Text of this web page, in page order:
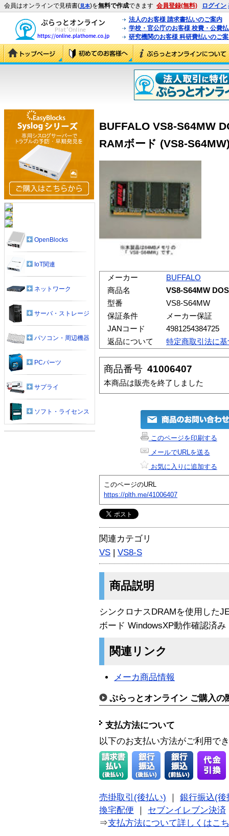
会員はオンラインで見積書(見本)を無料で作成できます 会員登録(無料) ログイン
法人のお客様 請求書払いのご案内
学校・官公庁のお客様 校費・公費
研究機関のお客様 科研費払いのご
BUFFALO VS8-S64MW
RAMボード (VS8-
メーカー
BUFFALO
商品名
VS8-S64MW
型番
VS8-S64MW
保証条件
メーカー保証
JANコード
4981254384725
返品について
特定商取引法に
商品番号 41006407
本商品は販売を終了しました
このページを印刷する
メールでURLを送る
お気に入りに追加する
このページのURL
https://plth.me/41006407
関連カテゴリ
VS | VS8-S
商品説明
シンクロナスDRAMを使用した
ボード WindowsXP動作確認済み
関連リンク
メーカ商品情報
ぷらっとオンライン ご購入の
支払方法について
以下のお支払い方法がご利用で
売掛取引(後払い)
銀行振込(後
換宅配便
セブンイレブン決済
⇒支払方法について詳しくはこ
OpenBlocks
IoT関連
ネットワーク
サーバ・ストレージ
パソコン・周辺機器
PCパーツ
サプライ
ソフト・ライセンス